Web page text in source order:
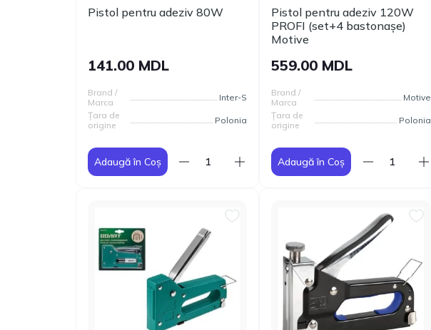
Pistol pentru adeziv 80W
141.00 MDL
Brand /
Marca
Inter-S
Țara de
origine
Polonia
Adaugă în Coș
Pistol pentru adeziv 120W
PROFI (set+4 bastonașe)
Motive
559.00 MDL
Brand /
Marca
Motive
Țara de
origine
Polonia
Adaugă în Coș